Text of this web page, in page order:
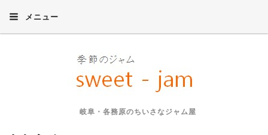
メニュー
岐阜・各務原のちいさなジャム屋